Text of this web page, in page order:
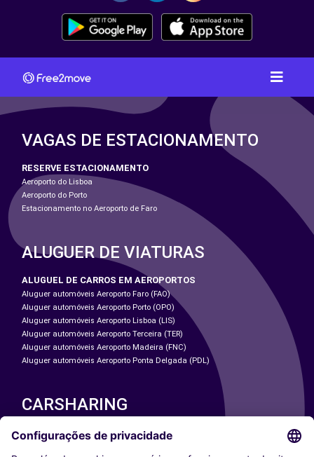
VAGAS DE ESTACIONAMENTO
RESERVE ESTACIONAMENTO
Aeroporto do Lisboa
Aeroporto do Porto
Estacionamento no Aeroporto de Faro
ALUGUER DE VIATURAS
ALUGUEL DE CARROS EM AEROPORTOS
Aluguer automóveis Aeroporto Faro (FAO)
Aluguer automóveis Aeroporto Porto (OPO)
Aluguer automóveis Aeroporto Lisboa (LIS)
Aluguer automóveis Aeroporto Terceira (TER)
Aluguer automóveis Aeroporto Madeira (FNC)
Aluguer automóveis Aeroporto Ponta Delgada (PDL)
CARSHARING
NOSSAS CIDADES